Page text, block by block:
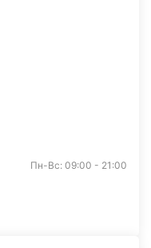
Пн-Вс: 09:00 - 21:00